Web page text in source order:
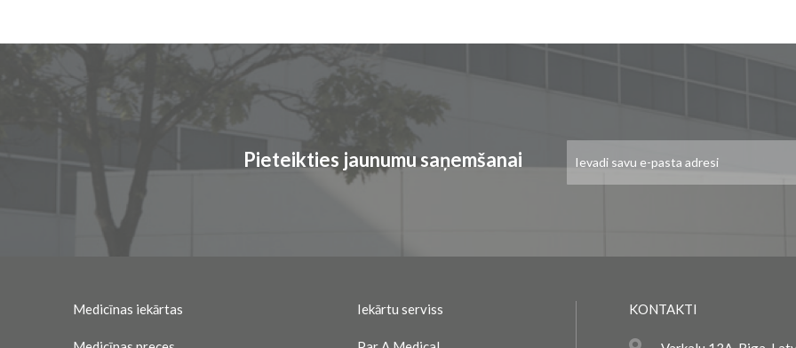
Pieteikties jaunumu saņemšanai
jaunumu
Medicīnas iekārtas Iekārtu serviss KONTAKTI